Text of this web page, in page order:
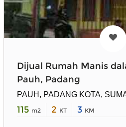
Dijual Rumah Manis
Pauh, Padang
PAUH, PADANG KOTA,
115 m2 2 KT 3 KM